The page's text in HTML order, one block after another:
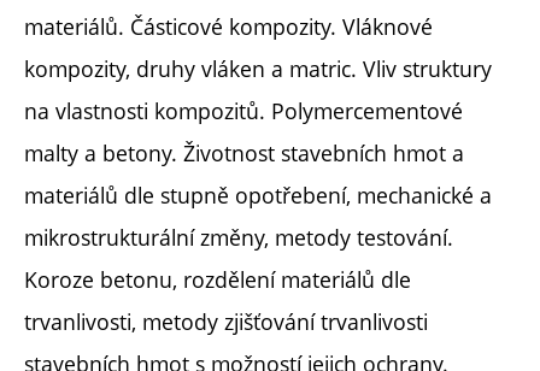
materiálů. Částicové kompozity. Vláknové
kompozity, druhy vláken a matric. Vliv struktury
na vlastnosti kompozitů. Polymercementové
malty a betony. Životnost stavebních hmot a
materiálů dle stupně opotřebení, mechanické a
mikrostrukturální změny, metody testování.
Koroze betonu, rozdělení materiálů dle
trvanlivosti, metody zjišťování trvanlivosti
stavebních hmot s možností jejich ochrany.